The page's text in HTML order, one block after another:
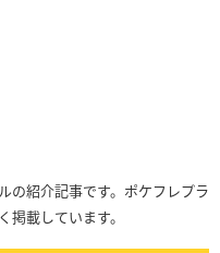
の紹介記事です。ポケフレプラ
掲載しています。